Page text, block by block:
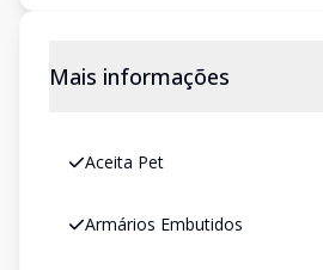
Mais informações
Aceita Pet
Armários Embutidos